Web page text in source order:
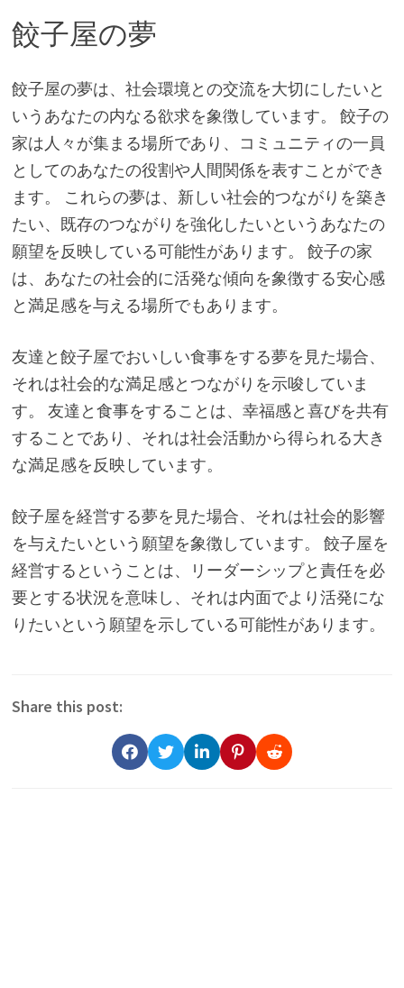
餃子屋の夢
餃子屋の夢は、社会環境との交流を大切にしたいと
いうあなたの内なる欲求を象徴しています。 餃子の
家は人々が集まる場所であり、コミュニティの一員
としてのあなたの役割や人間関係を表すことができ
ます。 これらの夢は、新しい社会的つながりを築き
たい、既存のつながりを強化したいというあなたの
願望を反映している可能性があります。 餃子の家
は、あなたの社会的に活発な傾向を象徴する安心感
と満足感を与える場所でもあります。
友達と餃子屋でおいしい食事をする夢を見た場合、
それは社会的な満足感とつながりを示唆していま
す。 友達と食事をすることは、幸福感と喜びを共有
することであり、それは社会活動から得られる大き
な満足感を反映しています。
餃子屋を経営する夢を見た場合、それは社会的影響
を与えたいという願望を象徴しています。 餃子屋を
経営するということは、リーダーシップと責任を必
要とする状況を意味し、それは内面でより活発にな
りたいという願望を示している可能性があります。
Share this post: